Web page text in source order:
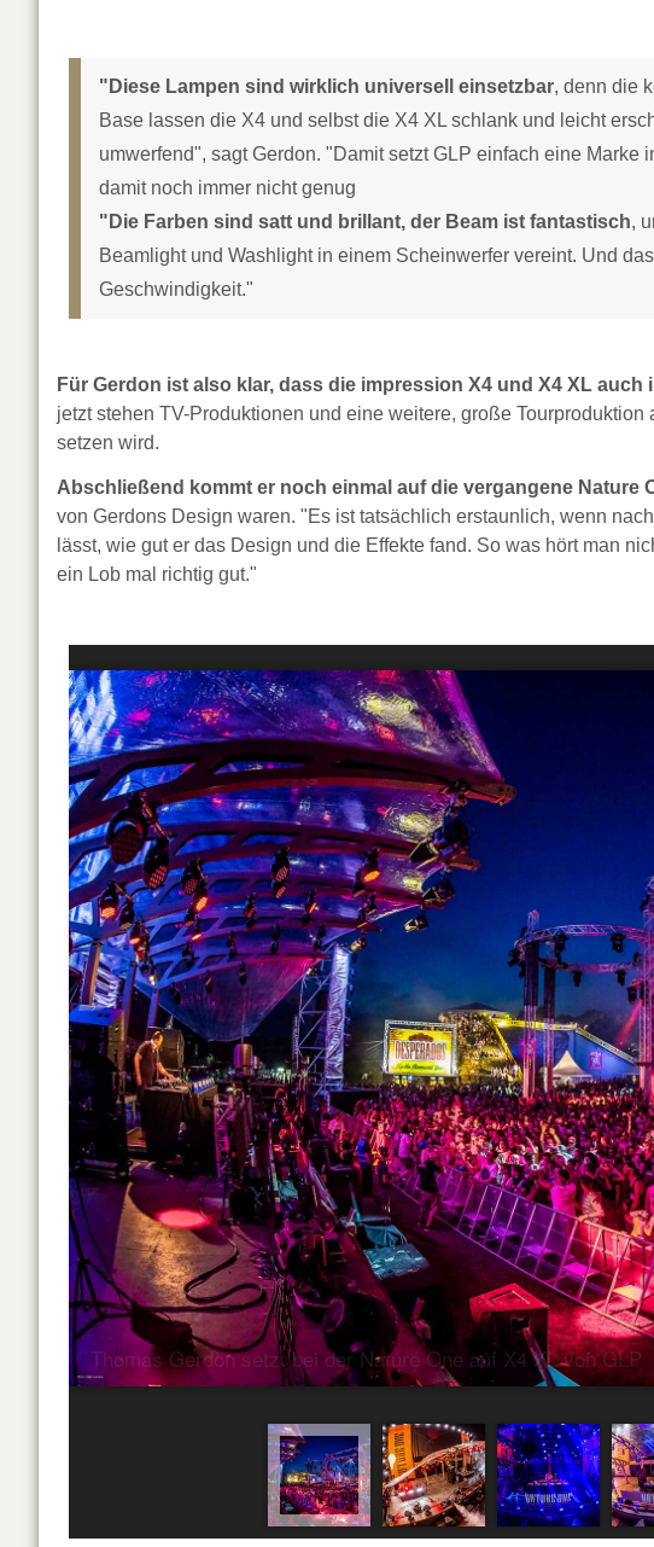
"Diese Lampen sind wirklich universell einsetzbar, denn die
Base lassen die X4 und selbst die X4 XL schlank und leicht
umwerfend", sagt Gerdon. "Damit setzt GLP einfach eine
damit noch immer nicht genug
"Die Farben sind satt und brillant, der Beam ist fantastisch,
Beamlight und Washlight in einem Scheinwerfer vereint. Und
Geschwindigkeit."
Für Gerdon ist also klar, dass die impression X4 und X4 XL
jetzt stehen TV-Produktionen und eine weitere, große
setzen wird.
Abschließend kommt er noch einmal auf die vergangene Nature
von Gerdons Design waren. "Es ist tatsächlich erstaunlich, wenn
lässt, wie gut er das Design und die Effekte fand. So was hört man
ein Lob mal richtig gut."